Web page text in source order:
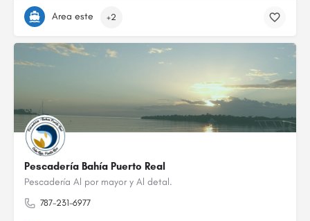
Area este +2
Pescadería Bahía Puerto Real
Pescadería Al por mayor y Al detal.
787-231-6977